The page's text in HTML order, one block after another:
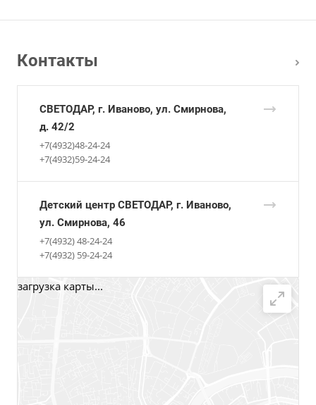
Контакты
СВЕТОДАР, г. Иваново, ул. Смирнова,
д. 42/2
+7(4932)48-24-24
+7(4932)59-24-24
Детский центр СВЕТОДАР, г. Иваново,
ул. Смирнова, 46
+7(4932) 48-24-24
+7(4932) 59-24-24
загрузка карты...